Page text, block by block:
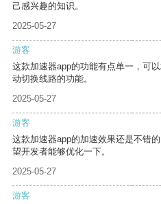
己感兴趣的知识。
2025-05-27
游客
这款加速器app的功能有点单一，可
动切换线路的功能。
2025-05-27
游客
这款加速器app的加速效果还是不错
望开发者能够优化一下。
2025-05-27
游客